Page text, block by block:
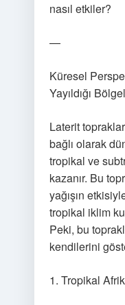
nasıl etkiler?
—
Küresel
Yayıldığı
Laterit
bağlı olarak
tropikal ve
kazanır. Bu
yağışın
tropikal iklim
Peki, bu
kendilerini
1. Tropikal